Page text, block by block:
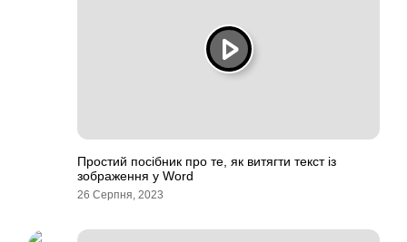
Простий посібник про те, як витягти текст із
зображення у Word
26 Серпня, 2023